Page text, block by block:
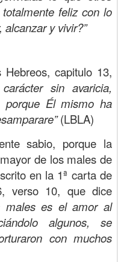
feliz con lo
y vivir?”
capitulo 13,
sin avaricia,
porque Él mismo ha
(LBLA)
sabio, porque la
de los males de
en la 1ª carta de
verso 10, que dice
males es el amor al
algunos, se
con muchos